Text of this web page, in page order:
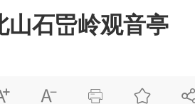
石岊岭观音亭
  